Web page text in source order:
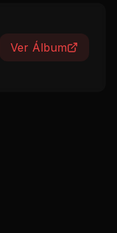
Ver Álbum